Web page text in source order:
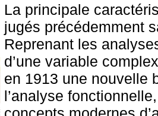
La principale
jugés précédemment
Reprenant les
d’une variable
en 1913 une nouvelle
l’analyse